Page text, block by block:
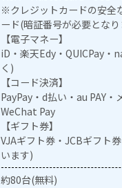
※クレジットカードの安全
ード(暗証番号が必要とな
【電子マネー】
iD・楽天Edy・QUICPay・
く)
【コード決済】
PayPay・d払い・au PAY
WeChat Pay
【ギフト券】
VJAギフト券・JCBギフト
います)
約80台(無料)